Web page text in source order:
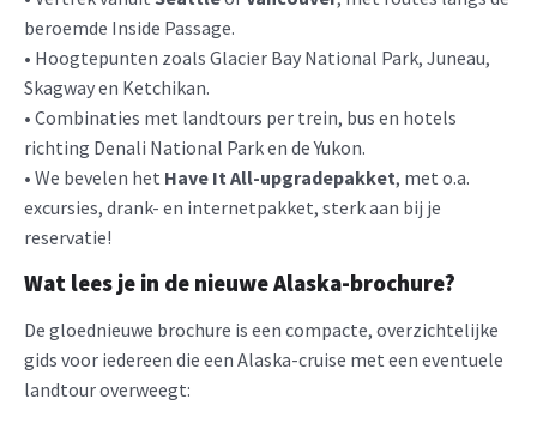
beroemde Inside Passage.
• Hoogtepunten zoals Glacier Bay National Park, Juneau,
Skagway en Ketchikan.
• Combinaties met landtours per trein, bus en hotels
richting Denali National Park en de Yukon.
• We bevelen het Have It All-upgradepakket, met o.a.
excursies, drank- en internetpakket, sterk aan bij je
reservatie!
Wat lees je in de nieuwe Alaska-brochure?
De gloednieuwe brochure is een compacte, overzichtelijke
gids voor iedereen die een Alaska-cruise met een eventuele
landtour overweegt: